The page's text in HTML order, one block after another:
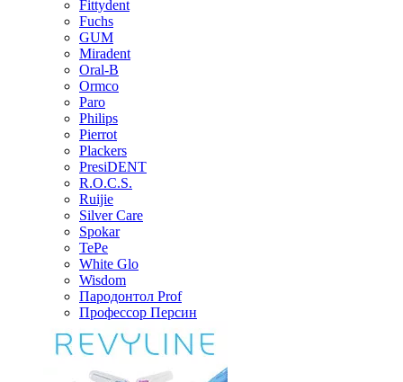
Fittydent
Fuchs
GUM
Miradent
Oral-B
Ormco
Paro
Philips
Pierrot
Plackers
PresiDENT
R.O.C.S.
Ruijie
Silver Care
Spokar
TePe
White Glo
Wisdom
Пародонтол Prof
Профессор Персин